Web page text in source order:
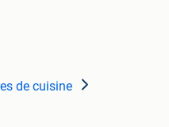
de cuisine